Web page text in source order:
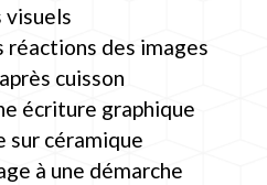
visuels
réactions des images
cuisson
écriture graphique
sur céramique
à une démarche